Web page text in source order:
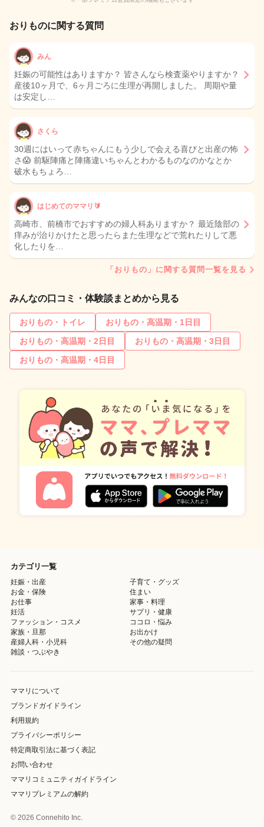
おりものに関する質問
みん
妊娠の可能性はありますか？ 皆さんなら検査薬やりますか？
産後10ヶ月で、6ヶ月ごろに生理が再開しました。 周期や量
は安定し…
さくら
30週にはいって赤ちゃんにもう少しで会える喜びと出産の怖
さ😱 前駆陣痛と陣痛違いちゃんとわかるものなのかなとか
破水もちょろ…
はじめてのママリ🔰
高崎市、前橋市でおすすめの婦人科ありますか？ 最近陰部の
痒みが治りかけたと思ったらまた生理などで荒れたりして悪
化したりを…
「おりもの」に関する質問一覧を見る
みんなの口コミ・体験談まとめから見る
おりもの・トイレ
おりもの・高温期・1日目
おりもの・高温期・2日目
おりもの・高温期・3日目
おりもの・高温期・4日目
カテゴリ一覧
妊娠・出産
子育て・グッズ
お金・保険
住まい
お仕事
家事・料理
妊活
サプリ・健康
ファッション・コスメ
ココロ・悩み
家族・旦那
お出かけ
産婦人科・小児科
その他の疑問
雑談・つぶやき
ママリについて
ブランドガイドライン
利用規約
プライバシーポリシー
特定商取引法に基づく表記
お問い合わせ
ママリコミュニティガイドライン
ママリプレミアムの解約
© 2026 Connehito Inc.